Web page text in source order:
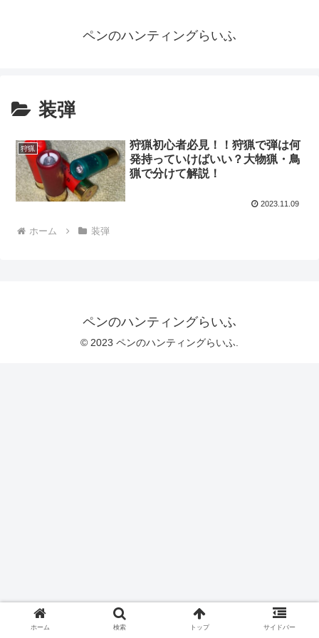
ペンのハンティングらいふ
装弾
狩猟
狩猟初心者必見！！狩猟で弾は何
発持っていけばいい？大物猟・鳥
猟で分けて解説！
2023.11.09
ホーム 装弾
ペンのハンティングらいふ
© 2023 ペンのハンティングらいふ.
ホーム 検索 トップ サイドバー